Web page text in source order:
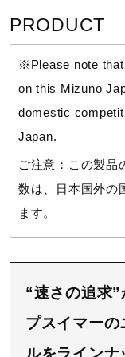
直営店一
取扱店一覧
体幹とハムストリ
ートし、水の抵抗
ことで水の抵抗を
【ソニックライン
ハムストリング(
流れに沿ったカッ
フラットな姿勢の
注意事項はこちら
PRODUCT
※Please note
on this Mizuno
domestic
Japan.
ご注意：この製品
数は、日本国外の
ます。
“速さの追求
プスイマー
ルをラインナ